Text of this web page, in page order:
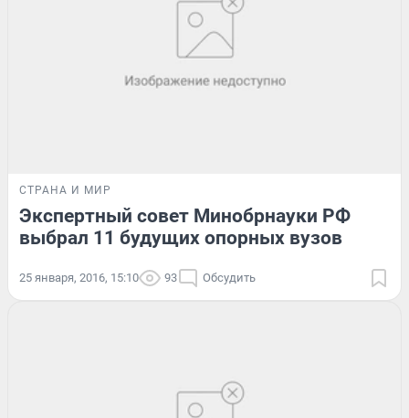
СТРАНА И МИР
Экспертный совет Минобрнауки РФ
выбрал 11 будущих опорных вузов
25 января, 2016, 15:10 93 Обсудить